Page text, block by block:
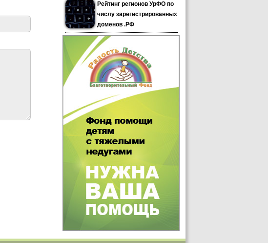
Рейтинг регионов УрФО по
числу зарегистрированных
доменов .РФ